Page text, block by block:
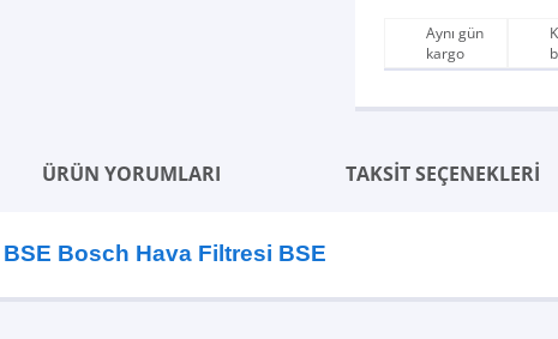
Aynı gün
kargo
ÜRÜN YORUMLARI TAKSİT SEÇENEKLERİ
Bosch Hava Filtresi BSE